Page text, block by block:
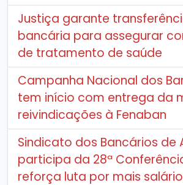
Justiça garante
bancária para assegurar
de tratamento de saúde
Campanha Nacional dos
tem início com entrega da
reivindicações à Fenaban
Sindicato dos Bancários de
participa da 28ª
reforça luta por mais